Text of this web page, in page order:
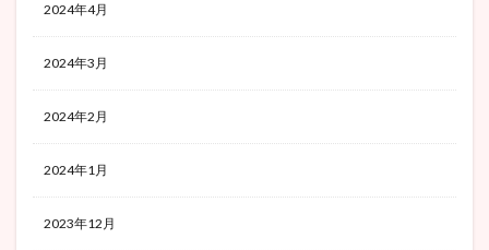
2024年4月
2024年3月
2024年2月
2024年1月
2023年12月